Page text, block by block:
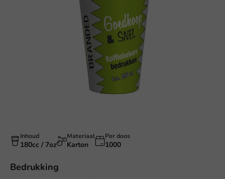
Inhoud
180cc / 7oz
Materiaal
Karton
Per doos
1000
Bedrukking